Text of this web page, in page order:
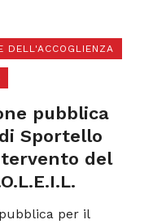
DELL'ACCOGLIENZA
pubblica
Sportello
del
per il